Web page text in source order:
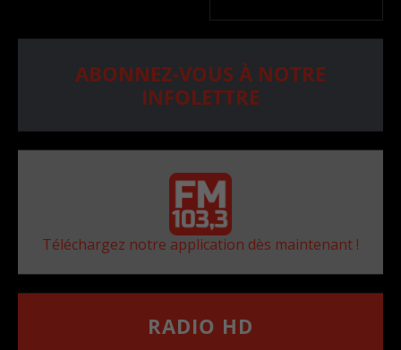
ABONNEZ-VOUS À NOTRE
INFOLETTRE
Téléchargez notre application dès maintenant !
RADIO HD